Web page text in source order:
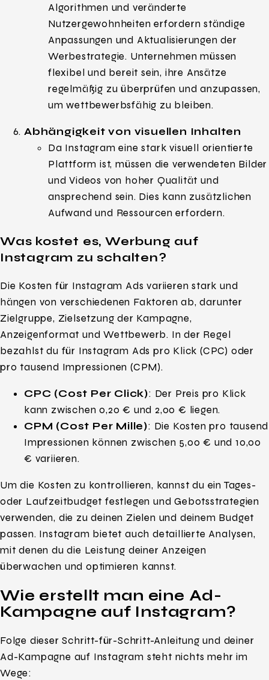
Algorithmen und veränderte
Nutzergewohnheiten erfordern ständige
Anpassungen und Aktualisierungen der
Werbestrategie. Unternehmen müssen
flexibel und bereit sein, ihre Ansätze
regelmäßig zu überprüfen und anzupassen,
um wettbewerbsfähig zu bleiben.
Abhängigkeit von visuellen Inhalten
Da Instagram eine stark visuell orientierte
Plattform ist, müssen die verwendeten Bilder
und Videos von hoher Qualität und
ansprechend sein. Dies kann zusätzlichen
Aufwand und Ressourcen erfordern.
Was kostet es, Werbung auf
Instagram zu schalten?
Die Kosten für Instagram Ads variieren stark und
hängen von verschiedenen Faktoren ab, darunter
Zielgruppe, Zielsetzung der Kampagne,
Anzeigenformat und Wettbewerb. In der Regel
bezahlst du für Instagram Ads pro Klick (CPC) oder
pro tausend Impressionen (CPM).
CPC (Cost Per Click): Der Preis pro Klick
kann zwischen 0,20 € und 2,00 € liegen.
CPM (Cost Per Mille): Die Kosten pro tausend
Impressionen können zwischen 5,00 € und 10,00
€ variieren.
Um die Kosten zu kontrollieren, kannst du ein Tages-
oder Laufzeitbudget festlegen und Gebotsstrategien
verwenden, die zu deinen Zielen und deinem Budget
passen. Instagram bietet auch detaillierte Analysen,
mit denen du die Leistung deiner Anzeigen
überwachen und optimieren kannst.
Wie erstellt man eine Ad-
Kampagne auf Instagram?
Folge dieser Schritt-für-Schritt-Anleitung und deiner
Ad-Kampagne auf Instagram steht nichts mehr im
Wege: